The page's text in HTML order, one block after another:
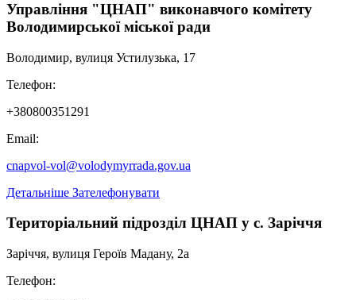
Управління "ЦНАП" виконавчого комітету
Володимирської міської ради
Володимир, вулиця Устилузька, 17
Телефон:
+380800351291
Email:
cnapvol-vol@volodymyrrada.gov.ua
Детальніше Зателефонувати
Територіальний підрозділ ЦНАП у с. Заріччя
Заріччя, вулиця Героїв Мадану, 2а
Телефон: